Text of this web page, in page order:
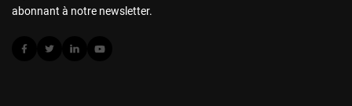
abonnant à notre newsletter.